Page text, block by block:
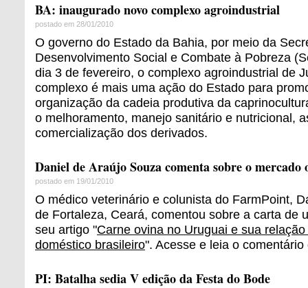
BA: inaugurado novo complexo agroindustrial
postado em 28/01/2010
O governo do Estado da Bahia, por meio da
Desenvolvimento Social e Combate à Pobreza
dia 3 de fevereiro, o complexo agroindustrial de
complexo é mais uma ação do Estado para
organização da cadeia produtiva da
o melhoramento, manejo sanitário e nutricional,
comercialização dos derivados.
Daniel de Araújo Souza comenta sobre o mercado
postado em 19/01/2010
O médico veterinário e colunista do FarmPoint,
de Fortaleza, Ceará, comentou sobre a carta de
seu artigo "Carne ovina no Uruguai e sua
doméstico brasileiro". Acesse e leia o
PI: Batalha sedia V edição da Festa do Bode